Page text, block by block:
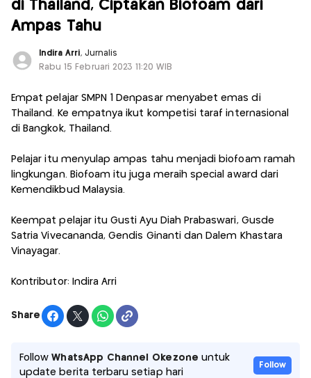
di Thailand, Ciptakan Biofoam dari
Ampas Tahu
Indira Arri, Jurnalis
Rabu 15 Februari 2023 11:20 WIB
Empat pelajar SMPN 1 Denpasar menyabet emas di
Thailand. Ke empatnya ikut kompetisi taraf internasional
di Bangkok, Thailand.
Pelajar itu menyulap ampas tahu menjadi biofoam ramah
lingkungan. Biofoam itu juga meraih special award dari
Kemendikbud Malaysia.
Keempat pelajar itu Gusti Ayu Diah Prabaswari, Gusde
Satria Vivecananda, Gendis Ginanti dan Dalem Khastara
Vinayagar.
Kontributor: Indira Arri
Share
FollowWhatsApp Channel Okezone untuk
update berita terbaru setiap hari
Follow